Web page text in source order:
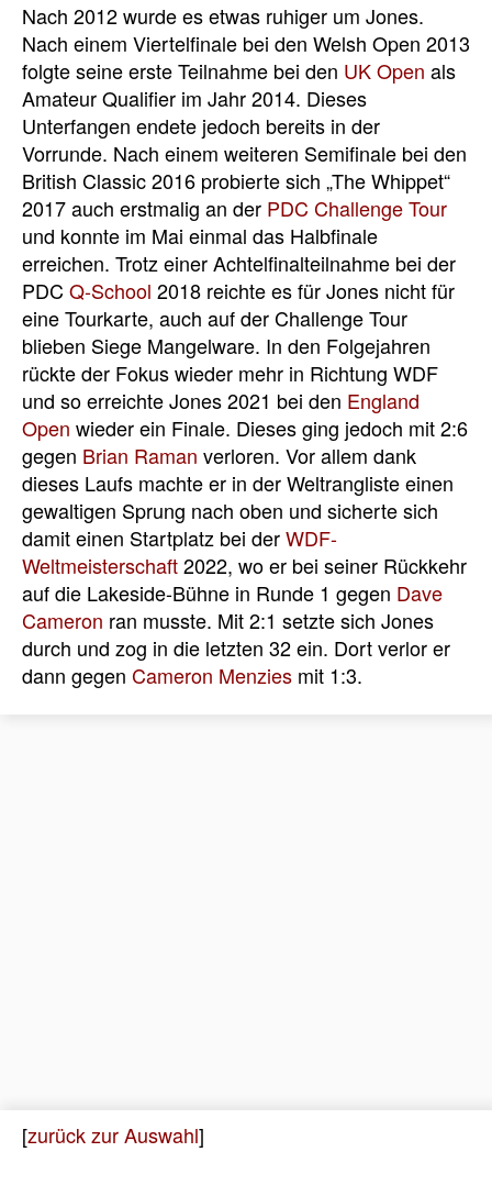
Nach 2012 wurde es etwas ruhiger um Jones.
Nach einem Viertelfinale bei den Welsh Open 2013
folgte seine erste Teilnahme bei den UK Open als
Amateur Qualifier im Jahr 2014. Dieses
Unterfangen endete jedoch bereits in der
Vorrunde. Nach einem weiteren Semifinale bei den
British Classic 2016 probierte sich „The Whippet“
2017 auch erstmalig an der PDC Challenge Tour
und konnte im Mai einmal das Halbfinale
erreichen. Trotz einer Achtelfinalteilnahme bei der
PDC Q-School 2018 reichte es für Jones nicht für
eine Tourkarte, auch auf der Challenge Tour
blieben Siege Mangelware. In den Folgejahren
rückte der Fokus wieder mehr in Richtung WDF
und so erreichte Jones 2021 bei den England
Open wieder ein Finale. Dieses ging jedoch mit 2:6
gegen Brian Raman verloren. Vor allem dank
dieses Laufs machte er in der Weltrangliste einen
gewaltigen Sprung nach oben und sicherte sich
damit einen Startplatz bei derWDF-
Weltmeisterschaft2022, wo er bei seiner Rückkehr
auf die Lakeside-Bühne in Runde 1 gegen Dave
Cameron ran musste. Mit 2:1 setzte sich Jones
durch und zog in die letzten 32 ein. Dort verlor er
dann gegen Cameron Menzies mit 1:3.
[zurück zur Auswahl]